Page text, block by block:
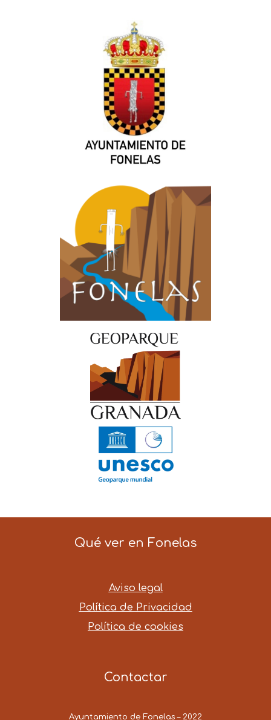
Qué ver en Fonelas
Aviso legal
Política de Privacidad
Política de cookies
Contactar
Ayuntamiento de Fonelas – 2022